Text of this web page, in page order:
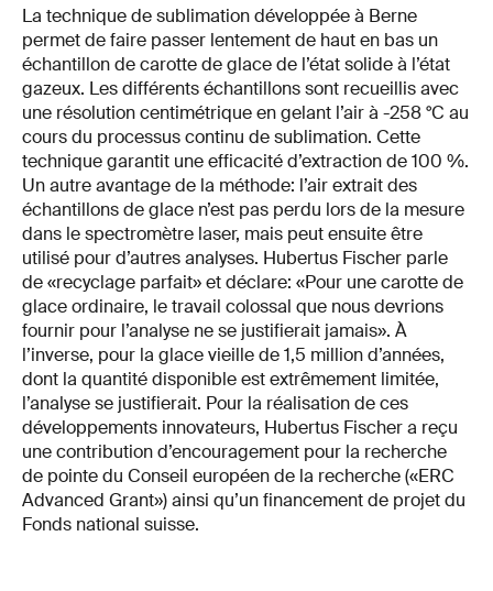
La technique de sublimation développée à Berne
permet de faire passer lentement de haut en bas un
échantillon de carotte de glace de l’état solide à l’état
gazeux. Les différents échantillons sont recueillis avec
une résolution centimétrique en gelant l’air à -258 °C au
cours du processus continu de sublimation. Cette
technique garantit une efficacité d’extraction de 100 %.
Un autre avantage de la méthode: l’air extrait des
échantillons de glace n’est pas perdu lors de la mesure
dans le spectromètre laser, mais peut ensuite être
utilisé pour d’autres analyses. Hubertus Fischer parle
de «recyclage parfait» et déclare: «Pour une carotte de
glace ordinaire, le travail colossal que nous devrions
fournir pour l’analyse ne se justifierait jamais». À
l’inverse, pour la glace vieille de 1,5 million d’années,
dont la quantité disponible est extrêmement limitée,
l’analyse se justifierait. Pour la réalisation de ces
développements innovateurs, Hubertus Fischer a reçu
une contribution d’encouragement pour la recherche
de pointe du Conseil européen de la recherche («ERC
Advanced Grant») ainsi qu’un financement de projet du
Fonds national suisse.